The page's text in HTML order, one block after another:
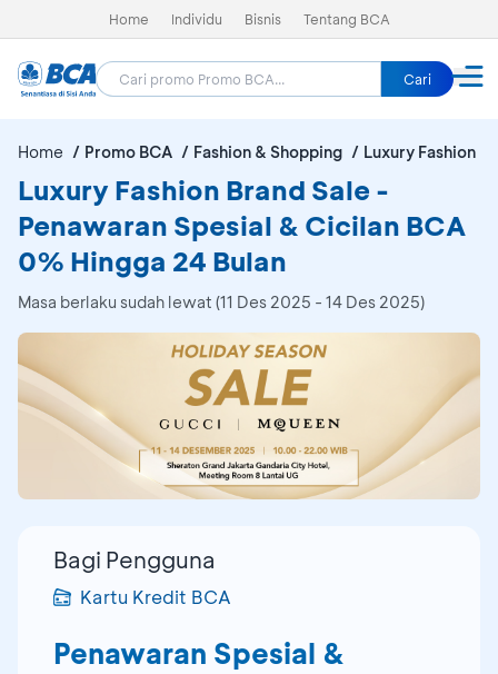
Home Individu Bisnis Tentang BCA
Cari
Home Promo BCA Fashion & Shopping Luxury Fashion
Luxury Fashion Brand Sale -
Penawaran Spesial & Cicilan BCA
0% Hingga 24 Bulan
Masa berlaku sudah lewat (11 Des 2025 - 14 Des 2025)
Bagi Pengguna
Kartu Kredit BCA
Penawaran Spesial &